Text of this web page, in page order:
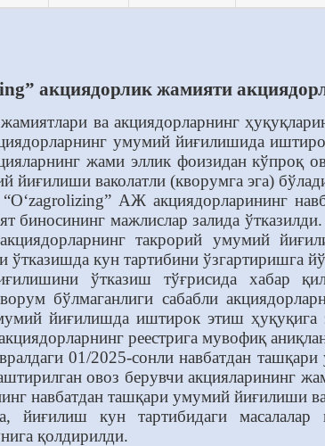
акциядорлик жамияти
ва акциядорларнинг
умумий йиғилишида
жами эллик фоизидан кўпроқ
йиғилиши ваколатли (кворумга эга)
АЖ акциядорларининг
мажлислар залида
такрорий умумий
кун тартибини ўзгартиришга
ўтказиш тўғрисида хабар
бўлмаганлиги сабабли
йиғилишда иштирок этиш ҳуқуқига
реестрига мувофиқ
01/2025-сонли навбатдан
овоз берувчи акцияларининг
навбатдан ташқари умумий йиғилиши
йиғилиш кун тартибидаги
қолдирилди.